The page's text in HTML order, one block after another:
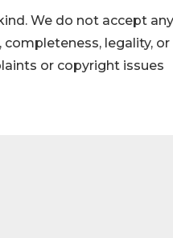
We do not accept any
completeness, legality, or
or copyright issues